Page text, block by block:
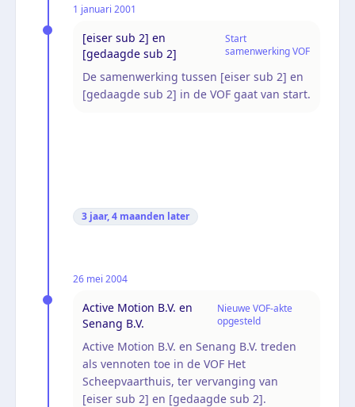
1 januari 2001
[eiser sub 2] en
[gedaagde sub 2]
Start
samenwerking VOF
De samenwerking tussen [eiser sub 2] en
[gedaagde sub 2] in de VOF gaat van start.
3 jaar, 4 maanden later
26 mei 2004
Active Motion B.V. en
Senang B.V.
Nieuwe VOF-akte
opgesteld
Active Motion B.V. en Senang B.V. treden
als vennoten toe in de VOF Het
Scheepvaarthuis, ter vervanging van
[eiser sub 2] en [gedaagde sub 2].